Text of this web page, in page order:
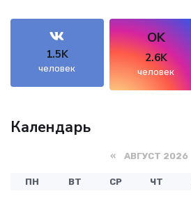
1.5K
человек
OK
2.6K
человек
Календарь
« АВГУСТ
ПН ВТ СР ЧТ